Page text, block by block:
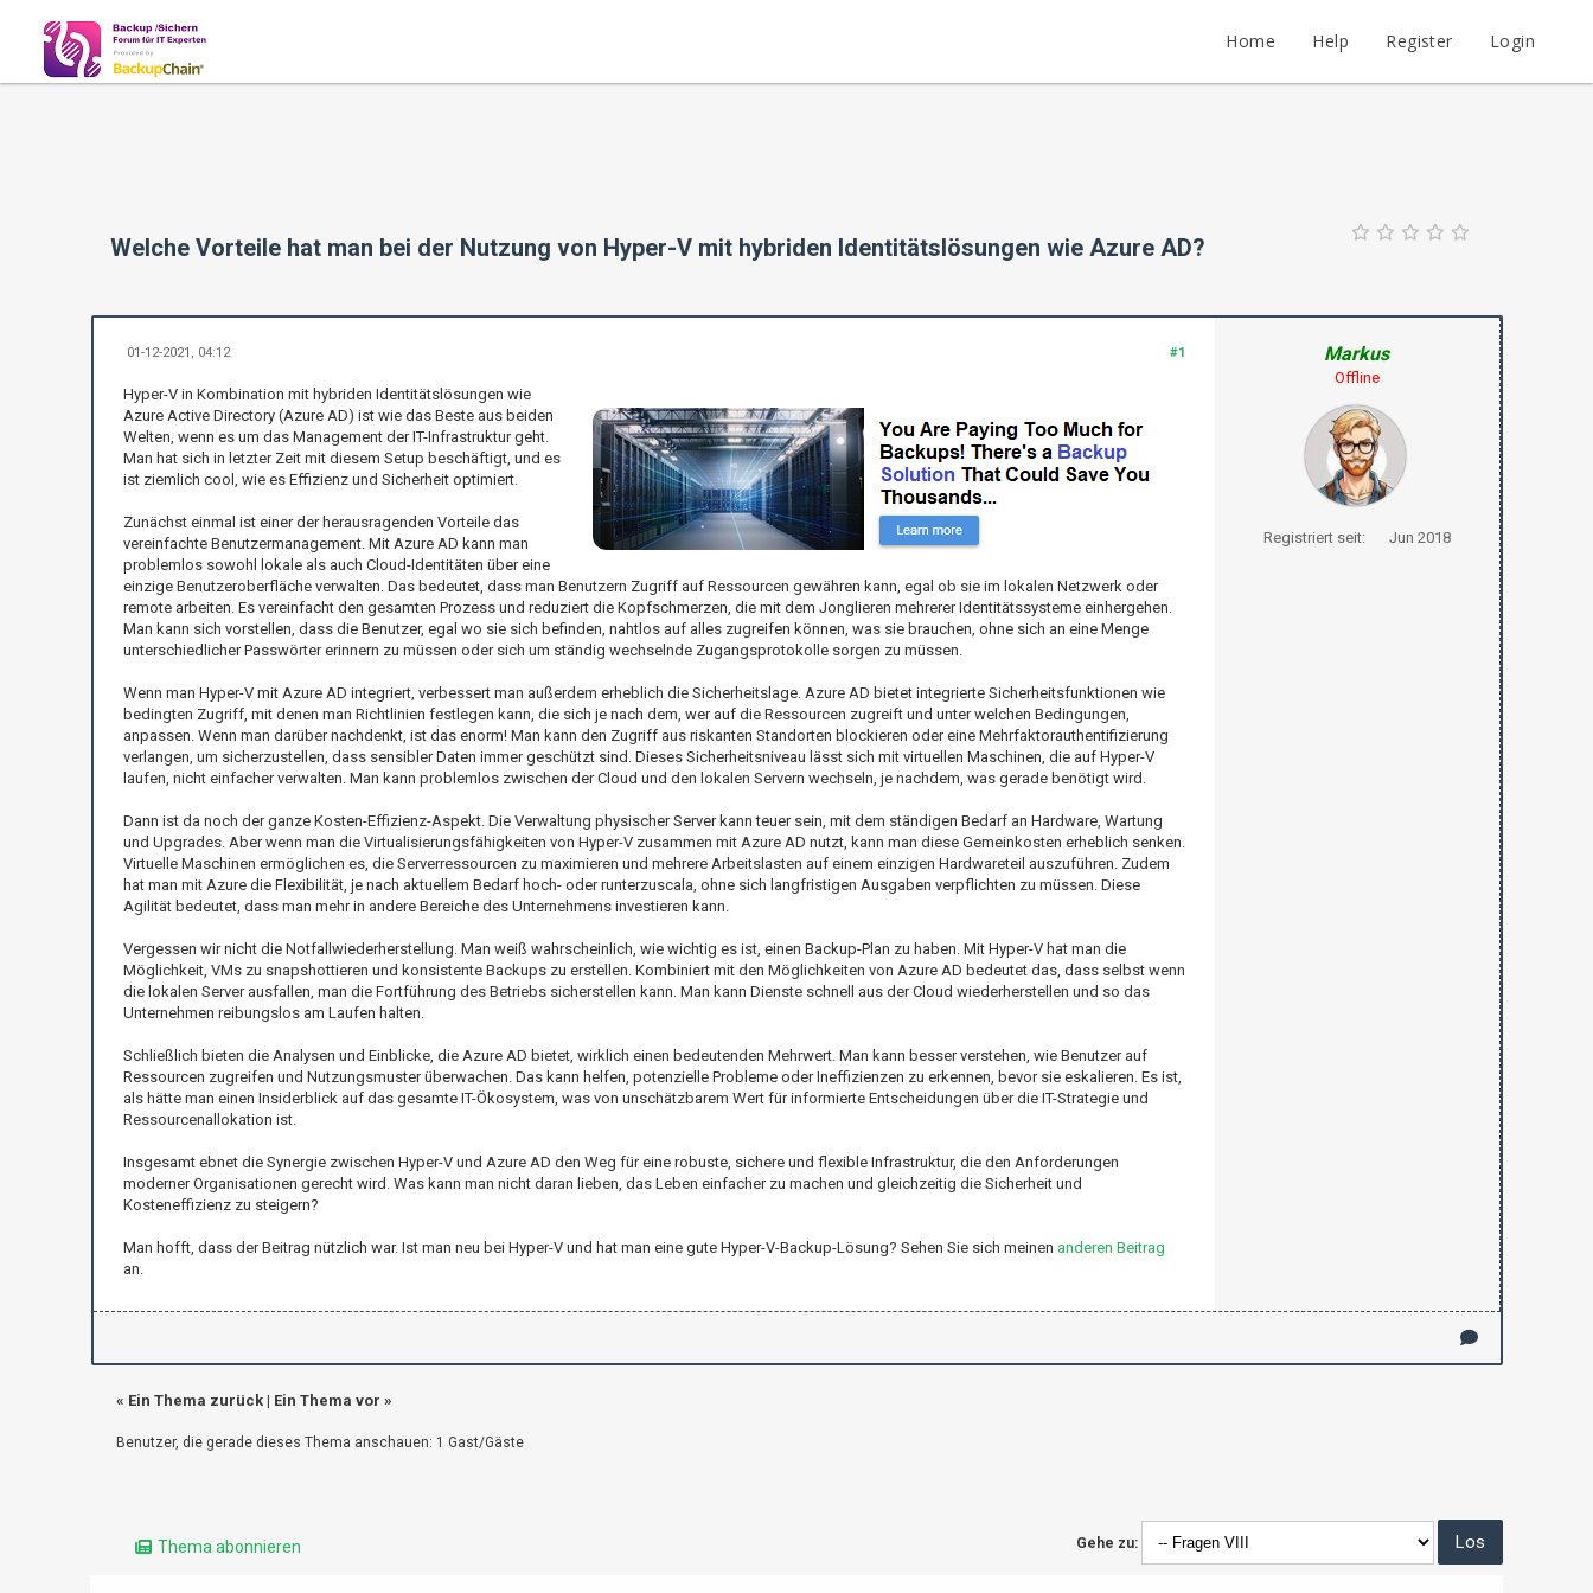
Home Help Register Login
Welche Vorteile hat man bei der Nutzung von Hyper-V mit hybriden Identitätslösungen wie Azure AD?
#1
01-12-2021, 04:12
Hyper-V in Kombination mit hybriden Identitätslösungen wie
Azure Active Directory (Azure AD) ist wie das Beste aus beiden
Welten, wenn es um das Management der IT-Infrastruktur geht.
Man hat sich in letzter Zeit mit diesem Setup beschäftigt, und es
ist ziemlich cool, wie es Effizienz und Sicherheit optimiert.
Zunächst einmal ist einer der herausragenden Vorteile das
vereinfachte Benutzermanagement. Mit Azure AD kann man
problemlos sowohl lokale als auch Cloud-Identitäten über eine
einzige Benutzeroberfläche verwalten. Das bedeutet, dass man Benutzern Zugriff auf Ressourcen gewähren kann, egal ob sie im lokalen Netzwerk oder
remote arbeiten. Es vereinfacht den gesamten Prozess und reduziert die Kopfschmerzen, die mit dem Jonglieren mehrerer Identitätssysteme einhergehen.
Man kann sich vorstellen, dass die Benutzer, egal wo sie sich befinden, nahtlos auf alles zugreifen können, was sie brauchen, ohne sich an eine Menge
unterschiedlicher Passwörter erinnern zu müssen oder sich um ständig wechselnde Zugangsprotokolle sorgen zu müssen.
Wenn man Hyper-V mit Azure AD integriert, verbessert man außerdem erheblich die Sicherheitslage. Azure AD bietet integrierte Sicherheitsfunktionen wie
bedingten Zugriff, mit denen man Richtlinien festlegen kann, die sich je nach dem, wer auf die Ressourcen zugreift und unter welchen Bedingungen,
anpassen. Wenn man darüber nachdenkt, ist das enorm! Man kann den Zugriff aus riskanten Standorten blockieren oder eine Mehrfaktorauthentifizierung
verlangen, um sicherzustellen, dass sensibler Daten immer geschützt sind. Dieses Sicherheitsniveau lässt sich mit virtuellen Maschinen, die auf Hyper-V
laufen, nicht einfacher verwalten. Man kann problemlos zwischen der Cloud und den lokalen Servern wechseln, je nachdem, was gerade benötigt wird.
Dann ist da noch der ganze Kosten-Effizienz-Aspekt. Die Verwaltung physischer Server kann teuer sein, mit dem ständigen Bedarf an Hardware, Wartung
und Upgrades. Aber wenn man die Virtualisierungsfähigkeiten von Hyper-V zusammen mit Azure AD nutzt, kann man diese Gemeinkosten erheblich senken.
Virtuelle Maschinen ermöglichen es, die Serverressourcen zu maximieren und mehrere Arbeitslasten auf einem einzigen Hardwareteil auszuführen. Zudem
hat man mit Azure die Flexibilität, je nach aktuellem Bedarf hoch- oder runterzuscala, ohne sich langfristigen Ausgaben verpflichten zu müssen. Diese
Agilität bedeutet, dass man mehr in andere Bereiche des Unternehmens investieren kann.
Vergessen wir nicht die Notfallwiederherstellung. Man weiß wahrscheinlich, wie wichtig es ist, einen Backup-Plan zu haben. Mit Hyper-V hat man die
Möglichkeit, VMs zu snapshottieren und konsistente Backups zu erstellen. Kombiniert mit den Möglichkeiten von Azure AD bedeutet das, dass selbst wenn
die lokalen Server ausfallen, man die Fortführung des Betriebs sicherstellen kann. Man kann Dienste schnell aus der Cloud wiederherstellen und so das
Unternehmen reibungslos am Laufen halten.
Schließlich bieten die Analysen und Einblicke, die Azure AD bietet, wirklich einen bedeutenden Mehrwert. Man kann besser verstehen, wie Benutzer auf
Ressourcen zugreifen und Nutzungsmuster überwachen. Das kann helfen, potenzielle Probleme oder Ineffizienzen zu erkennen, bevor sie eskalieren. Es ist,
als hätte man einen Insiderblick auf das gesamte IT-Ökosystem, was von unschätzbarem Wert für informierte Entscheidungen über die IT-Strategie und
Ressourcenallokation ist.
Insgesamt ebnet die Synergie zwischen Hyper-V und Azure AD den Weg für eine robuste, sichere und flexible Infrastruktur, die den Anforderungen
moderner Organisationen gerecht wird. Was kann man nicht daran lieben, das Leben einfacher zu machen und gleichzeitig die Sicherheit und
Kosteneffizienz zu steigern?
Man hofft, dass der Beitrag nützlich war. Ist man neu bei Hyper-V und hat man eine gute Hyper-V-Backup-Lösung? Sehen Sie sich meinen anderen Beitrag
an.
Markus
Offline
Registriert seit: Jun 2018
« Ein Thema zurück| Ein Thema vor »
Benutzer, die gerade dieses Thema anschauen: 1 Gast/Gäste
Thema abonnieren Gehe zu: